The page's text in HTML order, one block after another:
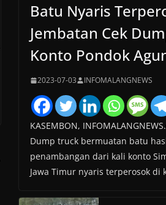
Batu Nyaris
Jembatan Cek
Konto Pondok
2023-07-03 INFOMALANGNEWS
KASEMBON,
Dump truck bermuatan batu
penambangan dari kali konto
Jawa Timur nyaris terperosok di